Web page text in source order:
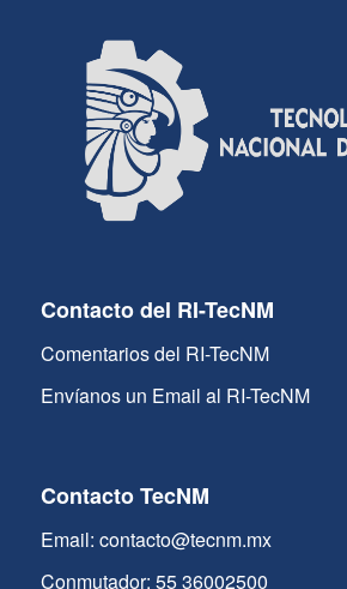
Contacto del RI-TecNM
Comentarios del RI-TecNM
Envíanos un Email al RI-TecNM
Contacto TecNM
Email: contacto@tecnm.mx
Conmutador: 55 36002500